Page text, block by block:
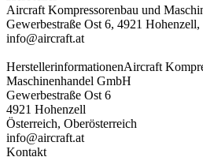
Aircraft Kompressorenbau und
Gewerbestraße Ost 6, 4921 Hohenzell,
info@aircraft.at
HerstellerinformationenAircraft
Maschinenhandel GmbH
Gewerbestraße Ost 6
4921 Hohenzell
Österreich, Oberösterreich
info@aircraft.at
Kontakt